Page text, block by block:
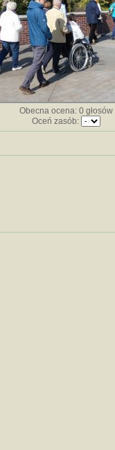
Obecna ocena: 0 głosów
Oceń zasób: